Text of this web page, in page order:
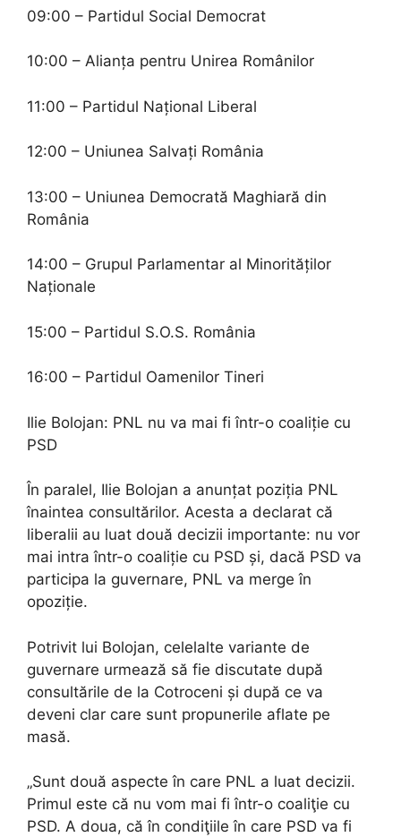
09:00 – Partidul Social Democrat
10:00 – Alianța pentru Unirea Românilor
11:00 – Partidul Național Liberal
12:00 – Uniunea Salvați România
13:00 – Uniunea Democrată Maghiară din
România
14:00 – Grupul Parlamentar al Minorităților
Naționale
15:00 – Partidul S.O.S. România
16:00 – Partidul Oamenilor Tineri
Ilie Bolojan: PNL nu va mai fi într-o coaliție cu
PSD
În paralel, Ilie Bolojan a anunțat poziția PNL
înaintea consultărilor. Acesta a declarat că
liberalii au luat două decizii importante: nu vor
mai intra într-o coaliție cu PSD și, dacă PSD va
participa la guvernare, PNL va merge în
opoziție.
Potrivit lui Bolojan, celelalte variante de
guvernare urmează să fie discutate după
consultările de la Cotroceni și după ce va
deveni clar care sunt propunerile aflate pe
masă.
„Sunt două aspecte în care PNL a luat decizii.
Primul este că nu vom mai fi într-o coaliţie cu
PSD. A doua, că în condiţiile în care PSD va fi